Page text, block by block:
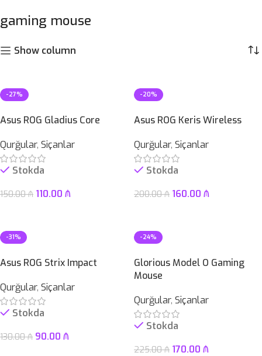
gaming mouse
Show column
-27%
Asus ROG Gladius Core
Qurğular, Siçanlar
Stokda
150.00₼ 110.00 ₼
-20%
Asus ROG Keris Wireless
Qurğular, Siçanlar
Stokda
200.00₼ 160.00 ₼
-31%
Asus ROG Strix Impact
Qurğular, Siçanlar
Stokda
130.00₼ 90.00 ₼
-24%
Glorious Model O Gaming
Mouse
Qurğular, Siçanlar
Stokda
225.00₼ 170.00 ₼